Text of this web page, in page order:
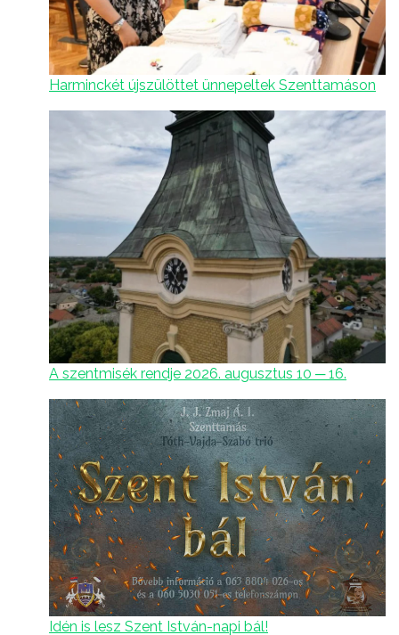
Harminckét újszülöttet ünnepeltek Szenttamáson
A szentmisék rendje 2026. augusztus 10 ─ 16.
Idén is lesz Szent István-napi bál!